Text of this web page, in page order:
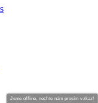
Jsme offline, nechte nám prosím vzkaz!